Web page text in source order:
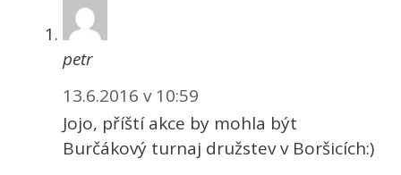
petr
13.6.2016 v 10:59
Jojo, příští akce by mohla být
Burčákový turnaj družstev v Boršicích:)